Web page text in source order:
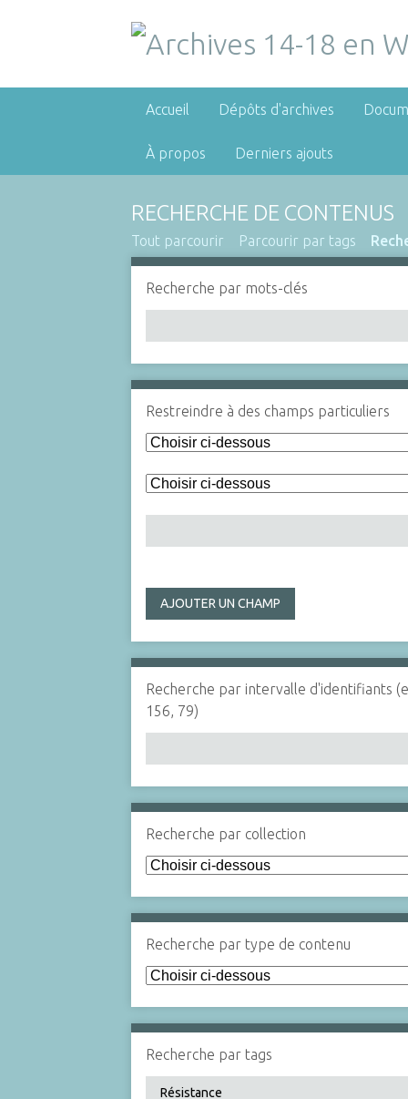
Accueil Dépôts d'archives
À propos Derniers ajouts
RECHERCHE DE CONTENUS
Tout parcourir Parcourir par tags
Recherche par mots-clés
Restreindre à des champs particuliers
AJOUTER UN CHAMP
Recherche par intervalle d'identifiants
156, 79)
Recherche par collection
Recherche par type de contenu
Recherche par tags